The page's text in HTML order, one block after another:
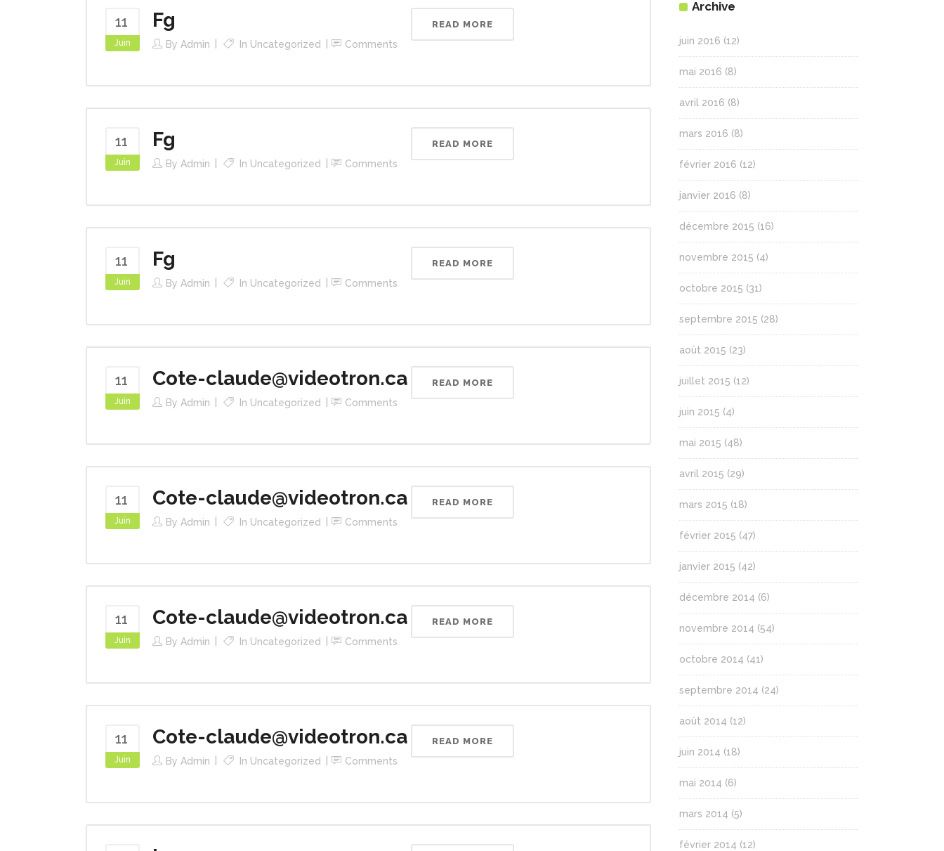
11
Juin
Fg
By Admin In Uncategorized Comments
READ MORE
11
Juin
Fg
By Admin In Uncategorized Comments
READ MORE
11
Juin
Fg
By Admin In Uncategorized Comments
READ MORE
11
Juin
Cote-claude@videotron.ca
By Admin In Uncategorized Comments
READ MORE
11
Juin
Cote-claude@videotron.ca
By Admin In Uncategorized Comments
READ MORE
11
Juin
Cote-claude@videotron.ca
By Admin In Uncategorized Comments
READ MORE
11
Juin
Cote-claude@videotron.ca
By Admin In Uncategorized Comments
READ MORE
Archive
juin 2016 (12)
mai 2016 (8)
avril 2016 (8)
mars 2016 (8)
février 2016 (12)
janvier 2016 (8)
décembre 2015 (16)
novembre 2015 (4)
octobre 2015 (31)
septembre 2015 (28)
août 2015 (23)
juillet 2015 (12)
juin 2015 (4)
mai 2015 (48)
avril 2015 (29)
mars 2015 (18)
février 2015 (47)
janvier 2015 (42)
décembre 2014 (6)
novembre 2014 (54)
octobre 2014 (41)
septembre 2014 (24)
août 2014 (12)
juin 2014 (18)
mai 2014 (6)
mars 2014 (5)
février 2014 (12)